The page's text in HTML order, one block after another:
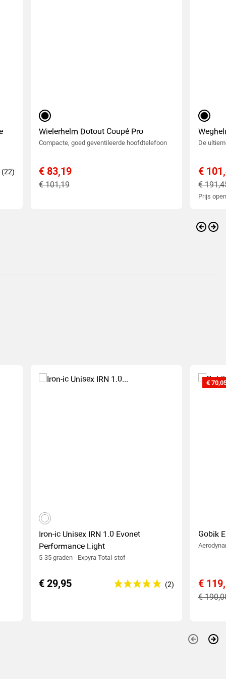
matzwart
Wielerhelm Dotout Coupé Pro
Compacte, goed geventileerde hoofdtelefoon
€ 83,19
€ 101,19
zwart
De
€
€
Prijs
wit
Iron-ic Unisex IRN 1.0 Evonet
Performance Light
5-35 graden - Expyra Total-stof
€ 29,95
Gobik
€
€
€